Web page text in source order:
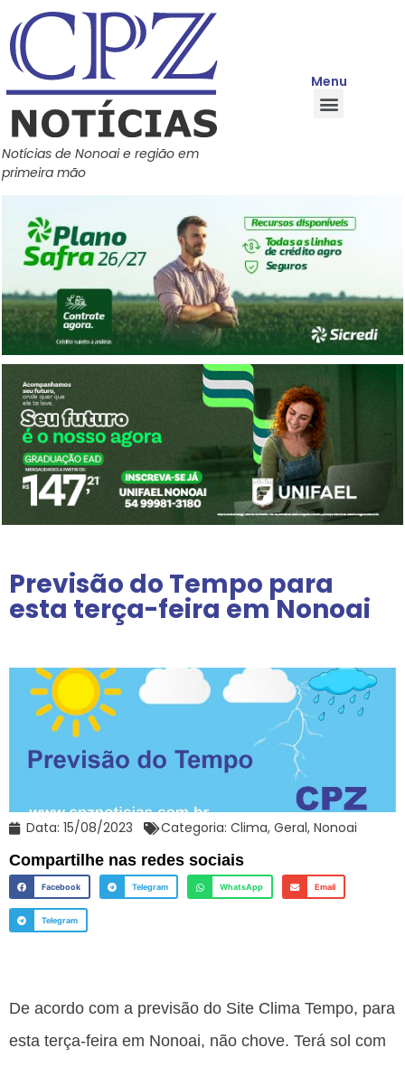
Notícias de Nonoai e região em
primeira mão
Menu
Previsão do Tempo para
esta terça-feira em Nonoai
Data: 15/08/2023 Categoria: Clima, Geral, Nonoai
Compartilhe nas redes sociais
Facebook Telegram WhatsApp Email
Telegram
De acordo com a previsão do Site Clima Tempo, para
esta terça-feira em Nonoai, não chove. Terá sol com